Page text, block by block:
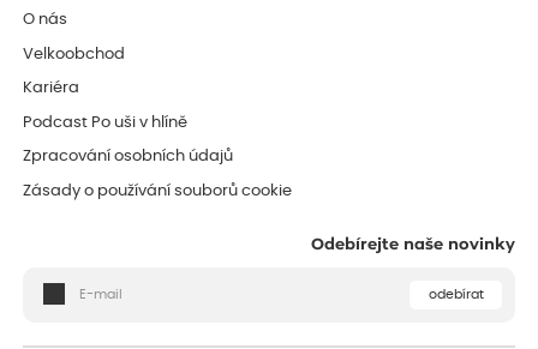
O nás
Velkoobchod
Kariéra
Podcast Po uši v hlíně
Zpracování osobních údajů
Zásady o používání souborů cookie
Odebírejte naše novinky
odebírat